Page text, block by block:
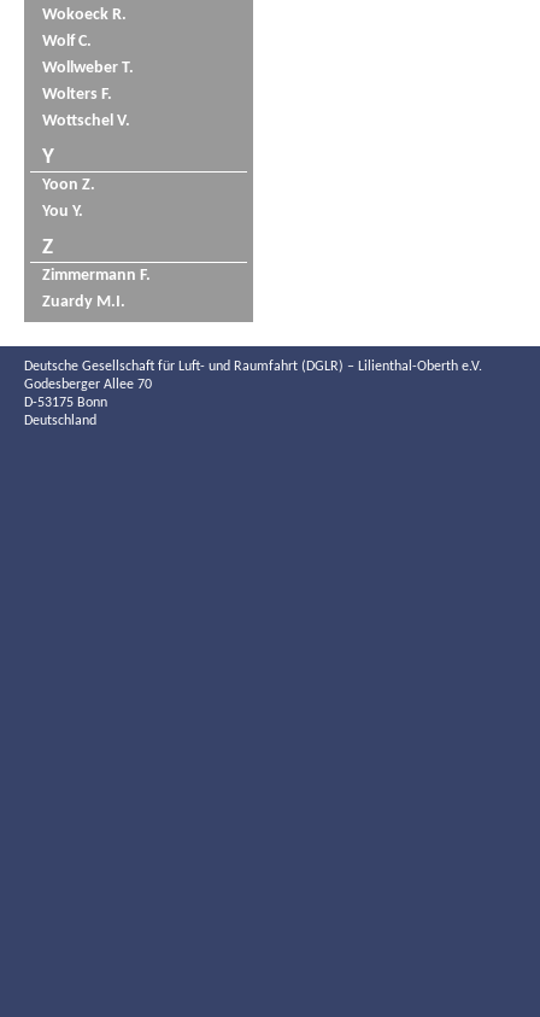
Wokoeck R.
Wolf C.
Wollweber T.
Wolters F.
Wottschel V.
Y
Yoon Z.
You Y.
Z
Zimmermann F.
Zuardy M.I.
Deutsche Gesellschaft für Luft- und Raumfahrt (DGLR) – Lilienthal-Oberth e.V.
Godesberger Allee 70
D-53175 Bonn
Deutschland